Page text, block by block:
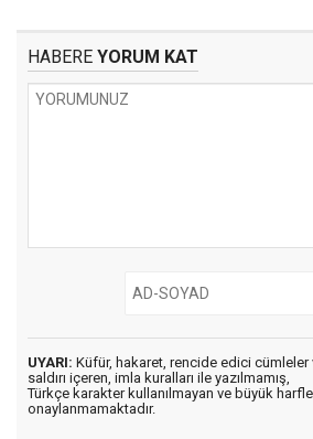
HABERE YORUM KAT
UYARI: Küfür, hakaret, rencide edici cümleler
saldırı içeren, imla kuralları ile yazılmamış,
Türkçe karakter kullanılmayan ve büyük
onaylanmamaktadır.